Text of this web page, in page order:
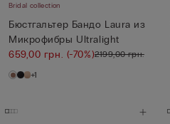
Bridal collection
Бюстгальтер Бандо Laura из
Микрофибры Ultralight
659,00 грн. (-70%)2199,00 грн.
+1